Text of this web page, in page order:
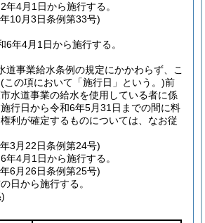
年4月1日から施行する。
10月3日条例第33号)
6年4月1日から施行する。
道事業給水条例の規定にかかわらず、こ
(この項において「施行日」という。)前
水道事業の給水を使用している者に係
行日から令和6年5月31日までの間に料
利が確定するものについては、なお従
3月22日条例第24号)
年4月1日から施行する。
6月26日条例第25号)
日から施行する。